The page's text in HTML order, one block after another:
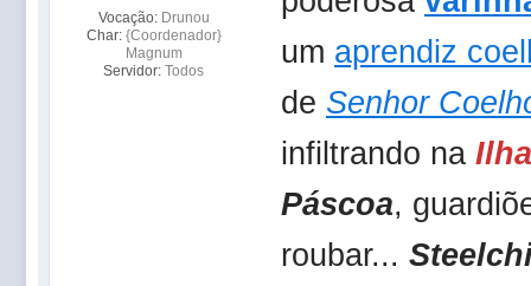
Vocação: Drunou
Char: {Coordenador}
Magnum
Servidor: Todos
um aprendiz
de Senhor
infiltrando na
Páscoa,
roubar...